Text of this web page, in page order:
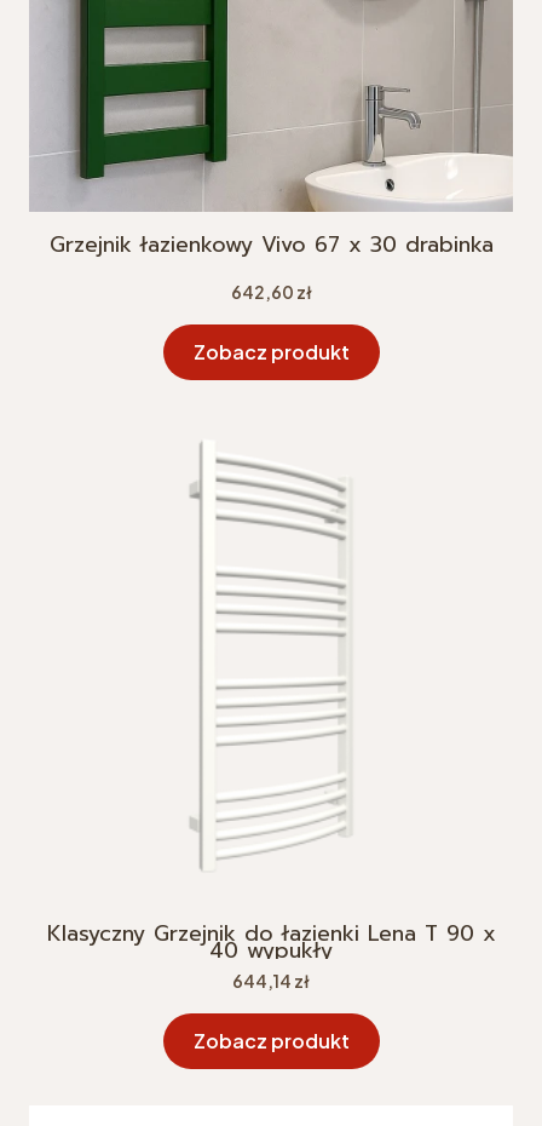
Grzejnik łazienkowy Vivo 67 x 30 drabinka
Cena
642,60 zł
Zobacz produkt
Klasyczny Grzejnik do łazienki Lena T 90 x
40 wypukły
Cena
644,14 zł
Zobacz produkt